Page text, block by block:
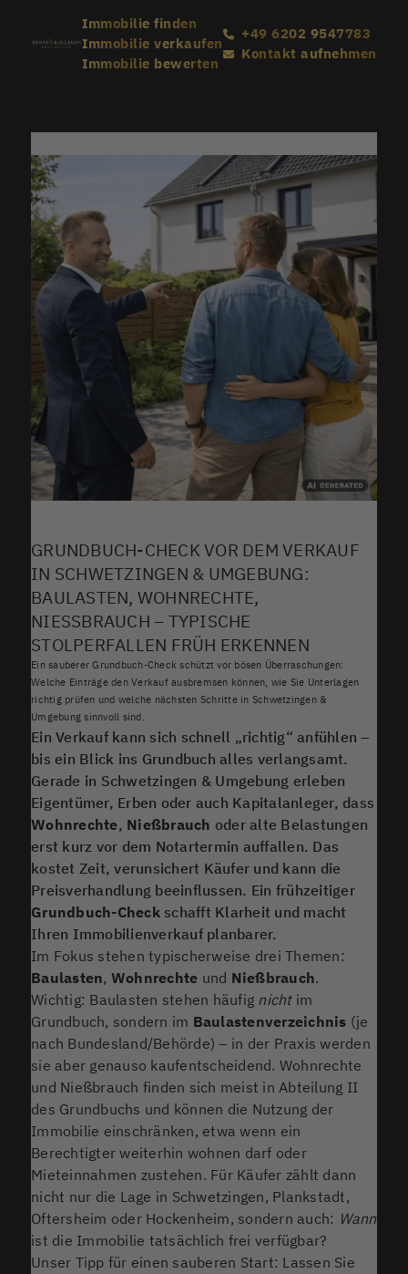
Immobilie finden
Immobilie verkaufen
Immobilie bewerten
+49 6202 9547783
Kontakt aufnehmen
GRUNDBUCH-CHECK VOR DEM VERKAUF
IN SCHWETZINGEN & UMGEBUNG:
BAULASTEN, WOHNRECHTE,
NIESSBRAUCH – TYPISCHE S
TOLPERFALLEN FRÜH ERKENNEN
Ein sauberer Grundbuch-Check schützt vor bösen Überraschungen:
Welche Einträge den Verkauf ausbremsen können, wie Sie Unterlagen
richtig prüfen und welche nächsten Schritte in Schwetzingen &
Umgebung sinnvoll sind.
Ein Verkauf kann sich schnell „richtig“ anfühlen –
bis ein Blick ins Grundbuch alles verlangsamt.
Gerade in Schwetzingen & Umgebung erleben
Eigentümer, Erben oder auch Kapitalanleger, dass
Wohnrechte, Nießbrauch oder alte Belastungen
erst kurz vor dem Notartermin auffallen. Das
kostet Zeit, verunsichert Käufer und kann die
Preisverhandlung beeinflussen. Ein frühzeitiger
Grundbuch-Checkschafft Klarheit und macht
Ihren Immobilienverkauf planbarer.
Im Fokus stehen typischerweise drei Themen:
Baulasten, Wohnrechte und Nießbrauch.
Wichtig: Baulasten stehen häufig nichtim
Grundbuch, sondern im Baulastenverzeichnis (je
nach Bundesland/Behörde) – in der Praxis werden
sie aber genauso kaufentscheidend. Wohnrechte
und Nießbrauch finden sich meist in Abteilung II
des Grundbuchs und können die Nutzung der
Immobilie einschränken, etwa wenn ein
Berechtigter weiterhin wohnen darf oder
Mieteinnahmen zustehen. Für Käufer zählt dann
nicht nur die Lage in Schwetzingen, Plankstadt,
Oftersheim oder Hockenheim, sondern auch: Wann
ist die Immobilie tatsächlich frei verfügbar?
Unser Tipp für einen sauberen Start: Lassen Sie